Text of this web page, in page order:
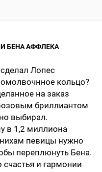
БЕНА АФФЛЕКА
Лопес
кольцо?
на заказ
бриллиантом
выбирал.
в 1,2 миллиона
певицы нужно
переплюнуть Бена.
и гармонии